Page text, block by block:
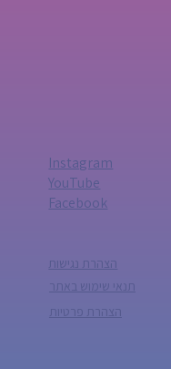
Instagram
YouTube
Facebook
הצהרת פרטיות
הצהרת נגישות
תנאי שימוש באתר